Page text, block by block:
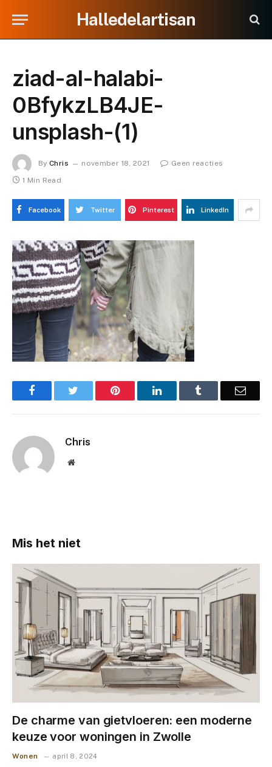
Halledelartisan
ziad-al-halabi-
0BfykzLB4JE-
unsplash-(1)
By Chris november 18, 2021
Geen reacties
1 Min Read
Facebook Twitter Pinterest LinkedIn
Facebook Pinterest LinkedIn Email
Chris
Website
Mis het niet
De charme van gietvloeren: een moderne
keuze voor woningen in Zwolle
Wonen april 8, 2024